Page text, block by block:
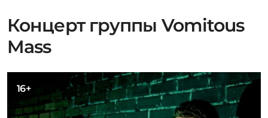
Концерт группы Vomitous
Mass
16+